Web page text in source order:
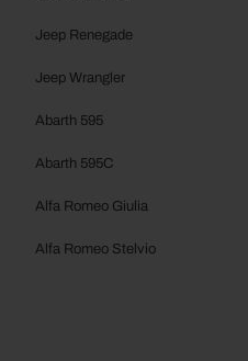
Jeep Renegade
Jeep Wrangler
Abarth 595
Abarth 595C
Alfa Romeo Giulia
Alfa Romeo Stelvio